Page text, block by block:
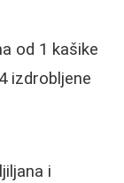
od 1 kašike
izdrobljene
i